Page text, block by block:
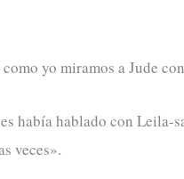
yo miramos a Jude
había hablado con Leila-
veces».